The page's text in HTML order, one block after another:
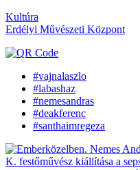
Kultúra
Erdélyi Művészeti Központ
#vajnalaszlo
#labashaz
#nemesandras
#deakferenc
#santhaimregeza